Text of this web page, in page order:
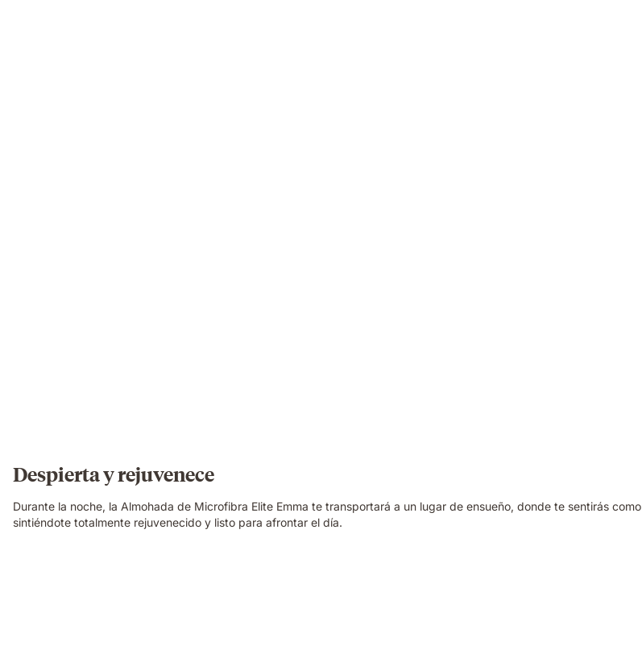
Despierta y rejuvenece
Durante la noche, la Almohada de Microfibra Elite Emma te transportará a un lugar de ensueño, donde te sentirás
sintiéndote totalmente rejuvenecido y listo para afrontar el día.